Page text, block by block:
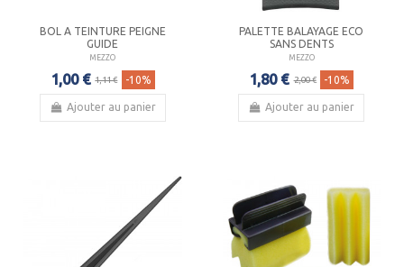
BOL A TEINTURE PEIGNE
GUIDE
MEZZO
1,00 € 1,11 € -10%
Ajouter au panier
PALETTE BALAYAGE ECO
SANS DENTS
MEZZO
1,80 € 2,00 € -10%
Ajouter au panier